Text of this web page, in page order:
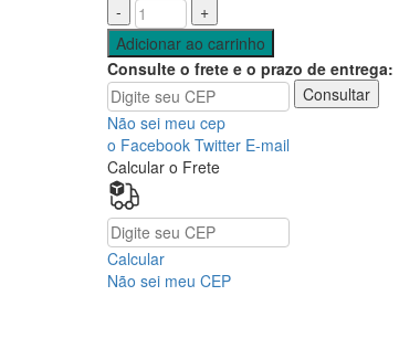
-
+
Adicionar ao carrinho
Consulte o frete e o prazo de entrega:
Consultar
Não sei meu cep
o Facebook Twitter E-mail
Calcular o Frete
Calcular
Não sei meu CEP